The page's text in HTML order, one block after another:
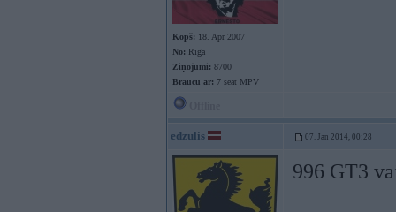
Kopš: 18. Apr 2007
No: Rīga
Ziņojumi: 8700
Braucu ar: 7 seat MPV
edzulis 07. Jan 2014, 00:28
996 GT3